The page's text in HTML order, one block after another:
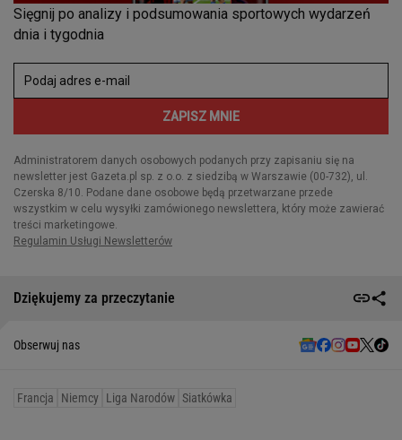
Dziękujemy za przeczytanie
Obserwuj nas
Francja Niemcy Liga Narodów Siatkówka